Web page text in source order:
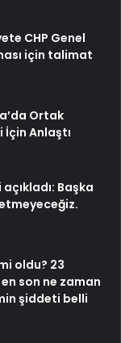
CHP Genel
için talimat
Ortak
Anlaştı
Başka
oldu? 23
en son ne zaman
şiddeti belli